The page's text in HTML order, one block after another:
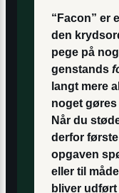
“Facon” er
den
pege på
genstands
langt mere
noget gøres
Når du
derfor
opgaven
eller til
bliver udført